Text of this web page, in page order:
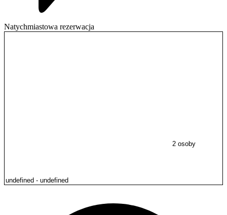
Natychmiastowa rezerwacja
2 osoby